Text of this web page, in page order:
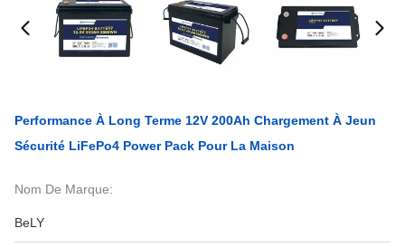
Performance À Long Terme 12V 200Ah Chargement À Jeun
Sécurité LiFePo4 Power Pack Pour La Maison
Nom De Marque:
BeLY